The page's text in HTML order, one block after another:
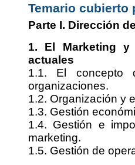
Temario cubierto
Parte I. Dirección
1. El Marketing y
actuales
1.1. El concepto
organizaciones.
1.2. Organización y
1.3. Gestión
1.4. Gestión e
marketing.
1.5. Gestión de